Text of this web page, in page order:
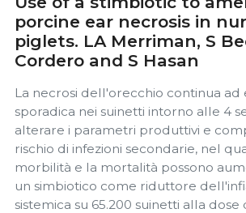
porcine ear necrosis in
piglets. LA Merriman, S
Cordero and S Hasan
La necrosi dell'orecchio continua ad
sporadica nei suinetti intorno alle 4
alterare i parametri produttivi e
rischio di infezioni secondarie, nel
morbilità e la mortalità possono
un simbiotico come riduttore
sistemica su 65.200 suinetti alla dose